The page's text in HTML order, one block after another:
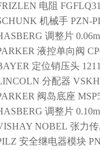
电阻
机械手 PZN-
调整片
液控单向阀
定位销压头
分配器
阀岛底座
调整片
NOBEL 张力
安全继电器模块